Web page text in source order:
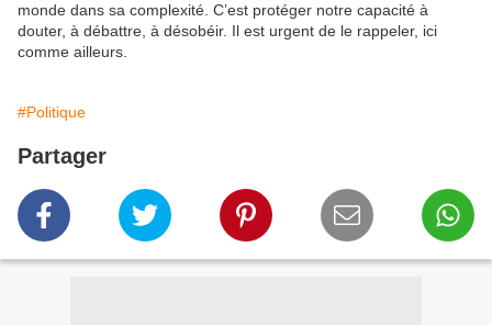
monde dans sa complexité. C’est protéger notre capacité à
douter, à débattre, à désobéir. Il est urgent de le rappeler, ici
comme ailleurs.
#Politique
Partager